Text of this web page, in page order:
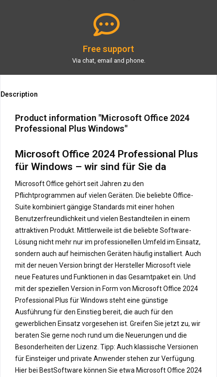
Free support
Via chat, email and phone.
Description
Product information "Microsoft Office 2024
Professional Plus Windows"
Microsoft Office 2024 Professional Plus
für Windows – wir sind für Sie da
Microsoft Office gehört seit Jahren zu den
Pflichtprogrammen auf vielen Geräten. Die beliebte Office-
Suite kombiniert gängige Standards mit einer hohen
Benutzerfreundlichkeit und vielen Bestandteilen in einem
attraktiven Produkt. Mittlerweile ist die beliebte Software-
Lösung nicht mehr nur im professionellen Umfeld im Einsatz,
sondern auch auf heimischen Geräten häufig installiert. Auch
mit der neuen Version bringt der Hersteller Microsoft viele
neue Features und Funktionen in das Gesamtpaket ein. Und
mit der speziellen Version in Form von Microsoft Office 2024
Professional Plus für Windows steht eine günstige
Ausführung für den Einstieg bereit, die auch für den
gewerblichen Einsatz vorgesehen ist. Greifen Sie jetzt zu, wir
beraten Sie gerne noch rund um die Neuerungen und die
Besonderheiten der Lizenz. Tipp: Auch klassische Versionen
für Einsteiger und private Anwender stehen zur Verfügung.
Hier bei BestSoftware können Sie etwa Microsoft Office 2024